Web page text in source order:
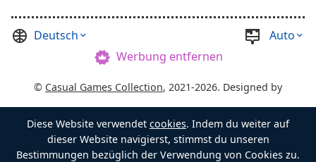
Deutsch
Auto
Werbung entfernen
© Casual Games Collection, 2021-2026. Designed by
FINAL LEVEL.
Bedingungen
Datenschutz Schatztruhenmeister
Diese Website verwendet cookies. Indem du weiter auf
dieser Website navigierst, stimmst du unseren
Bestimmungen bezüglich der Verwendung von Cookies zu.